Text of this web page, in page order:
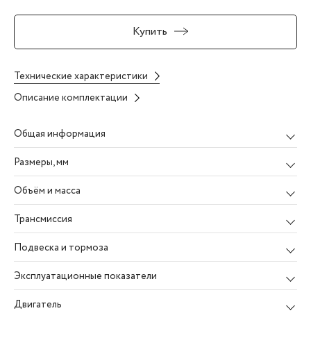
Купить
Технические характеристики
Описание комплектации
Общая информация
Размеры, мм
Объём и масса
Трансмиссия
Подвеска и тормоза
Эксплуатационные показатели
Двигатель